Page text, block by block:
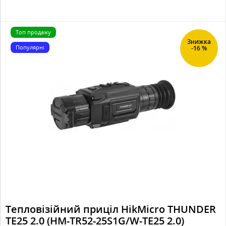
Знижка
-16 %
Топ продажу
Популярні
Тепловізійний приціл HikMicro THUNDER
TE25 2.0 (HM-TR52-25S1G/W-TE25 2.0)